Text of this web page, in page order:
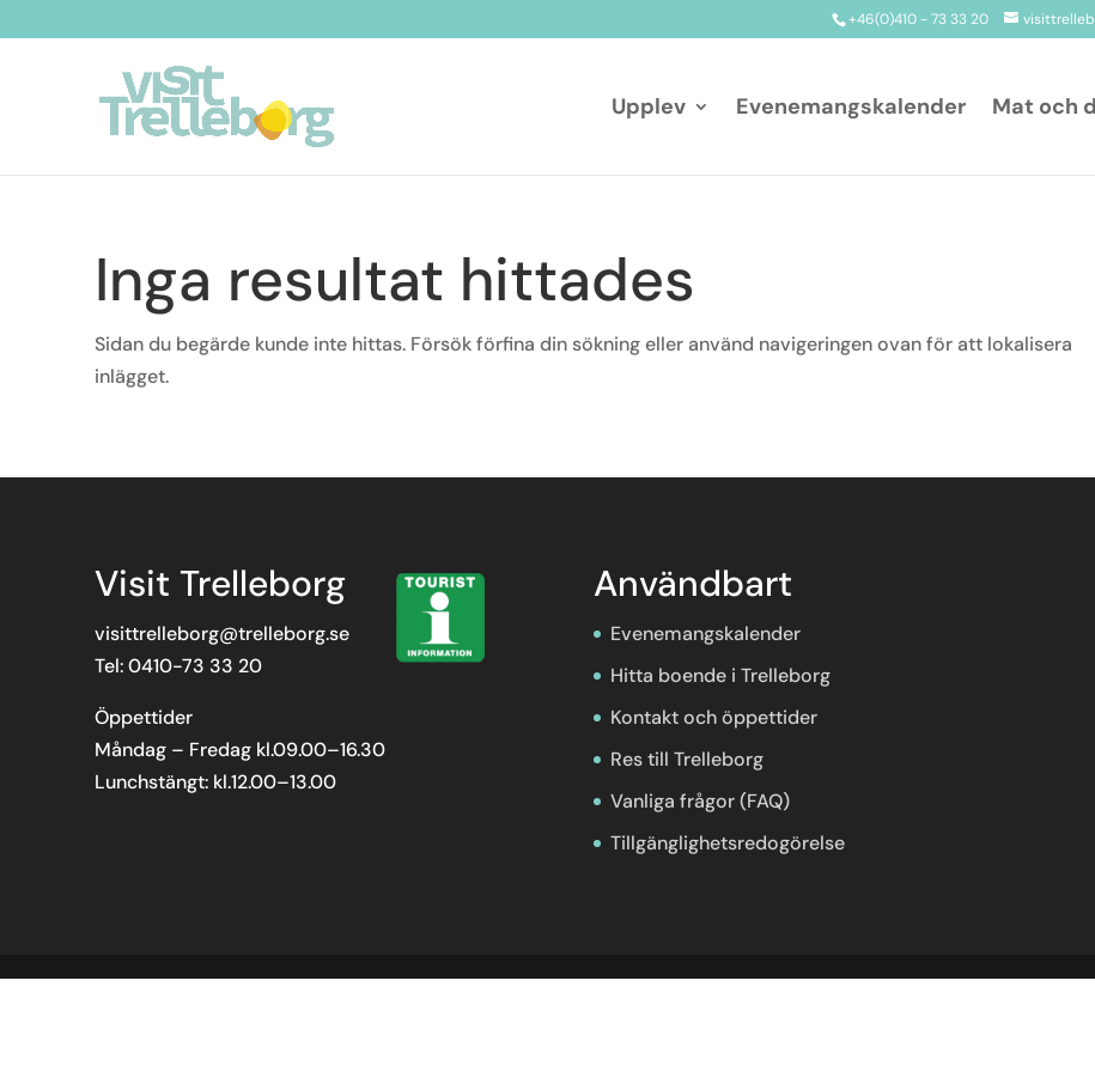
+46(0)410 - 73 33 20
Upplev Evenemangskalender Mat och
Inga resultat hittades
Sidan du begärde kunde inte hittas. Försök förfina din sökning eller använd navigeringen ovan för att lokalisera
inlägget.
Visit Trelleborg
visittrelleborg@trelleborg.se
Tel: 0410-73 33 20
Öppettider
Måndag – Fredag kl.09.00–16.30
Lunchstängt: kl.12.00–13.00
Användbart
Evenemangskalender
Hitta boende i Trelleborg
Kontakt och öppettider
Res till Trelleborg
Vanliga frågor (FAQ)
Tillgänglighetsredogörelse